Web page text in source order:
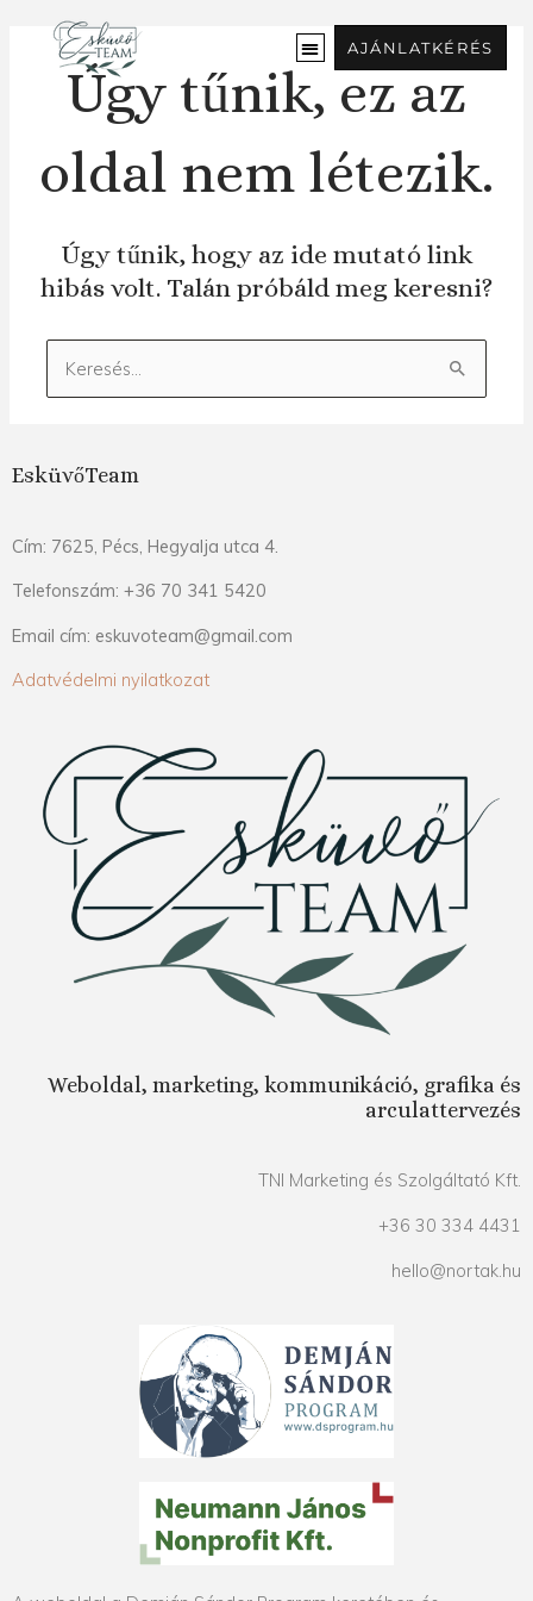
tartalomra
AJÁNLATKÉRÉS
Úgy tűnik, ez az
oldal nem létezik.
Úgy tűnik, hogy az ide mutató link
hibás volt. Talán próbáld meg keresni?
Keresés:
EsküvőTeam
Cím: 7625, Pécs, Hegyalja utca 4.
Telefonszám: +36 70 341 5420
Email cím: eskuvoteam@gmail.com
Adatvédelmi nyilatkozat
Weboldal, marketing, kommunikáció, grafika és
arculattervezés
TNI Marketing és Szolgáltató Kft.
+36 30 334 4431
hello@nortak.hu